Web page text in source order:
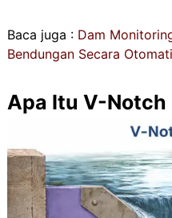
Baca juga : Dam
Bendungan Secara
Apa Itu V-Notch